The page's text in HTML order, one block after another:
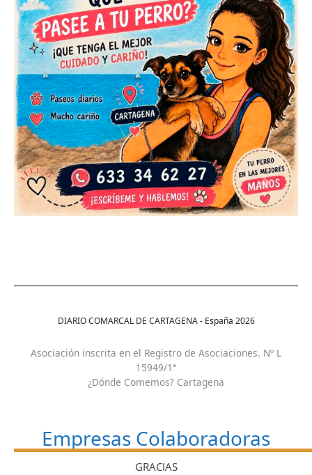
DIARIO COMARCAL DE CARTAGENA - España 2026
Asociación inscrita en el Registro de Asociaciones. Nº L
15949/1ª
¿Dónde Comemos? Cartagena
Empresas Colaboradoras
GRACIAS